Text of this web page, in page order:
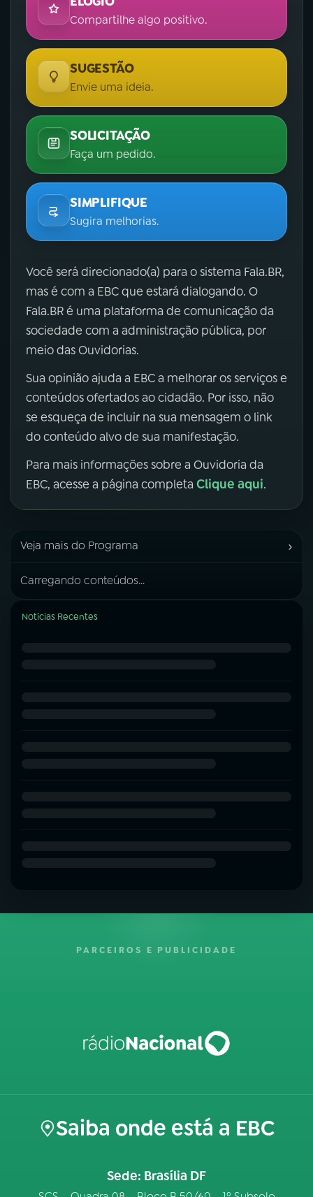
Compartilhe algo positivo.
SUGESTÃO
Envie uma ideia.
SOLICITAÇÃO
Faça um pedido.
SIMPLIFIQUE
Sugira melhorias.
Você será direcionado(a) para o sistema Fala.BR,
mas é com a EBC que estará dialogando. O
Fala.BR é uma plataforma de comunicação da
sociedade com a administração pública, por
meio das Ouvidorias.
Sua opinião ajuda a EBC a melhorar os serviços e
conteúdos ofertados ao cidadão. Por isso, não
se esqueça de incluir na sua mensagem o link
do conteúdo alvo de sua manifestação.
Para mais informações sobre a Ouvidoria da
EBC, acesse a página completa Clique aqui.
Veja mais do Programa ›
Carregando conteúdos...
Notícias Recentes
PARCEIROS E PUBLICIDADE
Saiba onde está a EBC
Sede: Brasília DF